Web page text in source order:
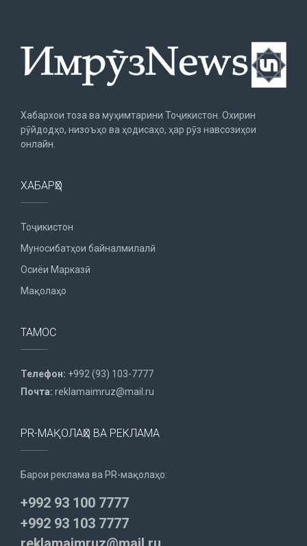
Хабархои тоза ва муҳимтарини Тоҷикистон. Охирин
рӯйдодҳо, низоъҳо ва ҳодисаҳо, ҳар рӯз навсозиҳои
онлайн.
ХАБАРҲО
Тоҷикистон
Муносибатҳои байналмилалӣ
Осиёи Марказӣ
Мақолаҳо
ТАМОС
Телефон: +992 (93) 103-7777
Почта: reklamaimruz@mail.ru
PR-МАҚОЛАҲО ВА РЕКЛАМА
Барои реклама ва PR-мақолаҳо:
+992 93 100 7777
+992 93 103 7777